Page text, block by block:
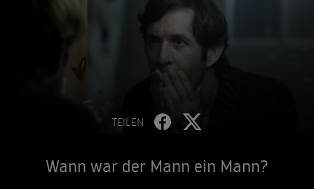
TEILEN
Wann war der Mann ein Mann?